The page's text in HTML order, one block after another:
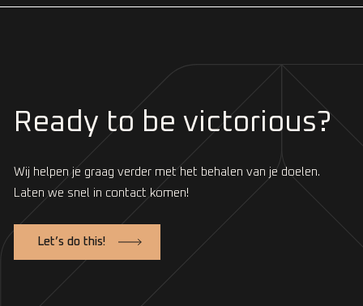
Ready to be victorious?
Wij helpen je graag verder met het behalen van je doelen.
Laten we snel in contact komen!
Let’s do this!